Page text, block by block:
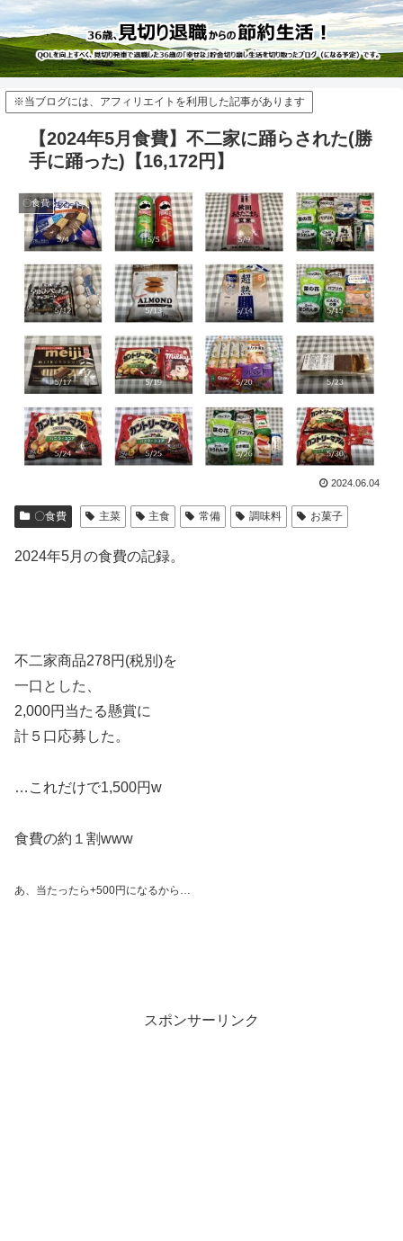
※当ブログには、アフィリエイトを利用した記事があります
【2024年5月食費】不二家に踊らされた(勝
手に踊った)【16,172円】
〇食費
2024.06.04
〇食費 主菜 主食 常備 調味料 お菓子
2024年5月の食費の記録。
不二家商品278円(税別)を
一口とした、
2,000円当たる懸賞に
計５口応募した。
…これだけで1,500円w
食費の約１割www
あ、当たったら+500円になるから …
スポンサーリンク